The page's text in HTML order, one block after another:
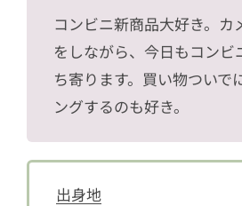
コンビニ新商品大好き。カ
をしながら、今日もコンビ
ち寄ります。買い物ついで
ングするのも好き。
出身地